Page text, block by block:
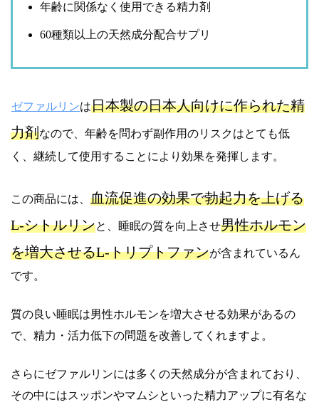
年齢に関係なく使用できる精力剤
60種類以上の天然成分配合サプリ
ゼファルリンは日本製の日本人向けに作られた精
力剤なので、年齢を問わず副作用のリスクはとても低
く、継続して使用することにより効果を発揮します。
この商品には、 血流促進の効果で勃起力を上げる
L-シトルリンと、睡眠の質を向上させ男性ホルモン
を増大させるL-トリプトファンが含まれているん
です。
質の良い睡眠は男性ホルモンを増大させる効果があるの
で、精力・活力低下の問題を改善してくれますよ。
さらにゼファルリンには多くの天然成分が含まれており、
その中にはスッポンやマムシといった精力アップに有名な